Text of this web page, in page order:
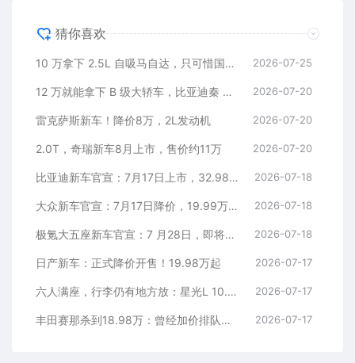
猜你喜欢
10 万拿下 2.5L 自吸马自达，只可惜国内暂时没份 2026-07-25
12 万就能拿下 B 级大轿车，比亚迪秦 MAX 直接打乱合资定价逻辑 2026-07-20
雷克萨斯新车！降价8万，2L发动机 2026-07-20
2.0T，奇瑞新车8月上市，售价约11万 2026-07-20
比亚迪新车官宣：7月17日上市，32.98万元 2026-07-18
大众新车官宣：7月17日降价，19.99万元起 2026-07-18
极氪大五座新车官宣：7 月28日，即将上市 2026-07-18
日产新车：正式降价开售！19.98万起 2026-07-17
六人满座，行李仍有地方放：星光L 10.98万元起 2026-07-17
丰田赛那杀到18.98万：曾经加价排队的MPV，这次真把价格打下来了 2026-07-17